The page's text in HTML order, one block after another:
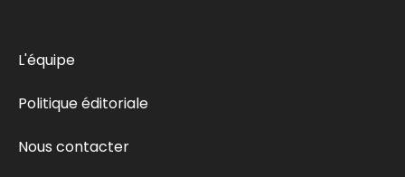
L'équipe
Politique éditoriale
Nous contacter